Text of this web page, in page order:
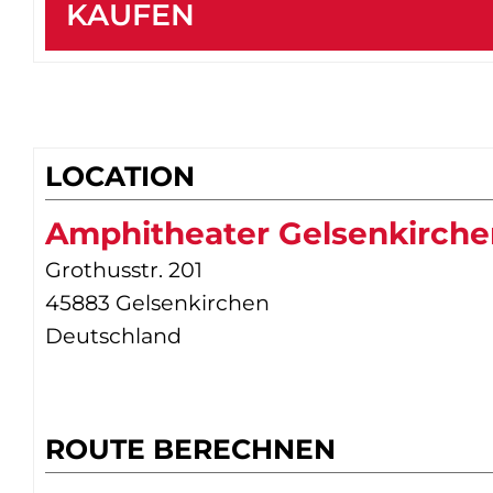
KAUFEN
LOCATION
Amphitheater
Grothusstr. 201
45883 Gelsenkirchen
Deutschland
ROUTE BERECHNEN